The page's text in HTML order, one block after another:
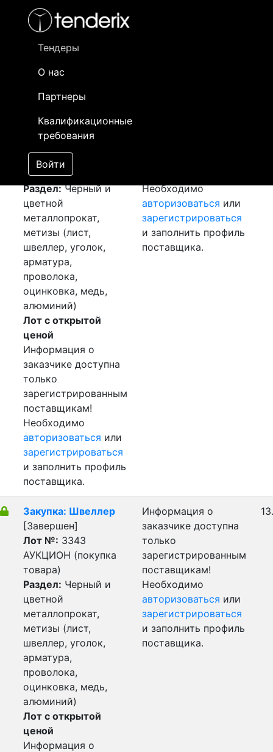
Тендеры
О нас
Партнеры
Квалификационные
требования
Войти
- активный лот
- сохраненный лот (не опубликован)
Закупка: Арматура
[Завершен]
Лот №:
АУКЦИОН (покупка
товара)
Раздел:Черный и
цветной
металлопрокат,
метизы (лист,
швеллер, уголок,
арматура,
проволока,
оцинковка, медь,
алюминий)
Лот с открытой
ценой
Информация о
заказчике доступна
только
зарегистрированным
поставщикам!
Необходимо
авторизоваться или
зарегистрироваться
и заполнить профиль
поставщика.
Необходимо
авторизоваться или
зарегистрироваться
и заполнить профиль
поставщика.
Закупка: Швеллер
[Завершен]
Лот №: 3343
АУКЦИОН (покупка
товара)
Раздел: Черный и
цветной
металлопрокат,
метизы (лист,
швеллер, уголок,
арматура,
проволока,
оцинковка, медь,
алюминий)
Лот с открытой
ценой
Информация о
Информация о
заказчике доступна
только
зарегистрированным
поставщикам!
Необходимо
авторизоваться или
зарегистрироваться
и заполнить профиль
поставщика.